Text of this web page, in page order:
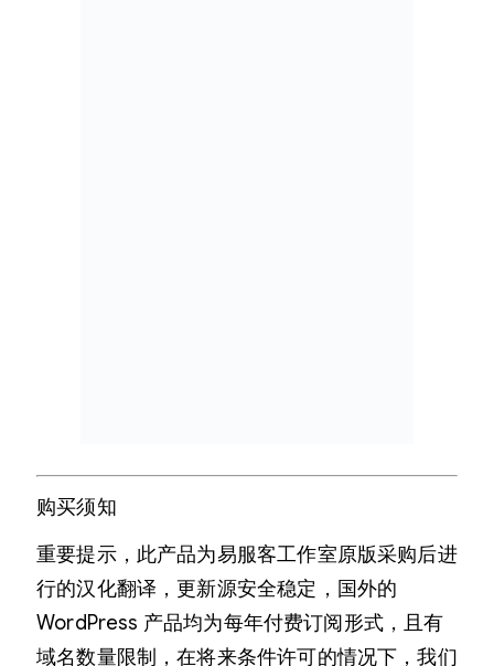
购买须知
重要提示，此产品为易服客工作室原版采购后进
行的汉化翻译，更新源安全稳定，国外的
WordPress 产品均为每年付费订阅形式，且有
域名数量限制，在将来条件许可的情况下，我们